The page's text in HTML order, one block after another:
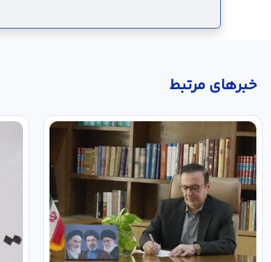
خبر‌های مرتبط